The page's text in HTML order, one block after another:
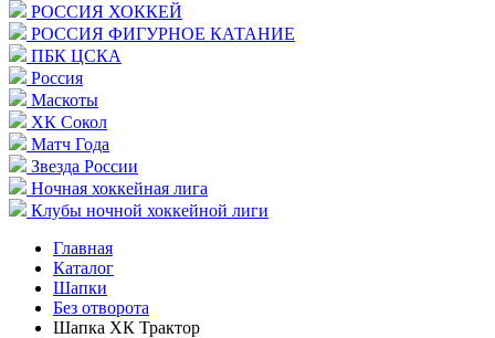
РОССИЯ ХОККЕЙ
РОССИЯ ФИГУРНОЕ КАТАНИЕ
ПБК ЦСКА
Россия
Маскоты
ХК Сокол
Матч Года
Звезда России
Ночная хоккейная лига
Клубы ночной хоккейной лиги
Главная
Каталог
Шапки
Без отворота
Шапка ХК Трактор